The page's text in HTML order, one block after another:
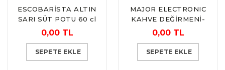
ESCOBARİSTA ALTIN
SARI SÜT POTU 60 cl
“by Barista Space”
0,00 TL
SEPETE EKLE
MAJOR ELECTRONIC
KAHVE DEĞİRMENİ-
OTOMATİK
“MAZZER”
0,00 TL
SEPETE EKLE